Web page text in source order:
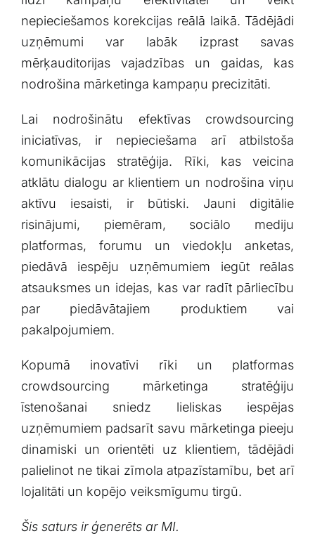
nepieciešamos‌ korekcijas reālā laikā. Tādējādi
uzņēmumi var labāk izprast savas
mērķauditorijas vajadzības un gaidas, kas
nodrošina mārketinga kampaņu precizitāti.
Lai nodrošinātu‌ efektīvas crowdsourcing
iniciatīvas, ir nepieciešama arī atbilstoša
komunikācijas stratēģija. Rīki, kas‍ veicina
atklātu dialogu ar klientiem un nodrošina ⁤viņu
aktīvu ​iesaisti, ⁤ir būtiski. ​Jauni ‌digitālie
risinājumi,⁣ piemēram,‍ sociālo ‌mediju
platformas, forumu un viedokļu anketas,
piedāvā ⁣iespēju uzņēmumiem⁤ iegūt reālas
‍atsauksmes un idejas, kas var⁣ radīt pārliecību
par piedāvātajiem produktiem vai
pakalpojumiem.
Kopumā inovatīvi rīki un platformas
crowdsourcing mārketinga stratēģiju
īstenošanai⁣ sniedz lieliskas ⁢iespējas
uzņēmumiem padsarīt⁣ savu‌ mārketinga pieeju
dinamiski un orientēti uz‍ klientiem, tādējādi
palielinot ne tikai zīmola atpazīstamību, bet arī
lojalitāti un kopējo veiksmīgumu tirgū.
Šis saturs ir ģenerēts ar MI.